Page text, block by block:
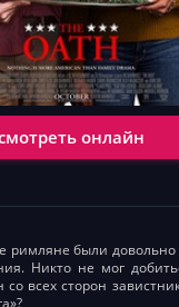
онлайн
римляне были
Никто не мог
со всех сторон